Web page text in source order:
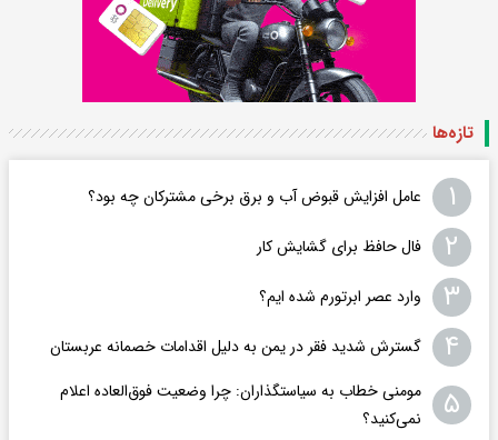
تازه‌ها
۱ عامل افزایش قبوض آب و برق برخی مشترکان چه بود؟
۲ فال حافظ برای گشایش کار
۳ وارد عصر ابرتورم شده ایم؟
۴ گسترش شدید فقر در یمن به دلیل اقدامات خصمانه عربستان
۵
مومنی خطاب به سیاستگذاران: چرا وضعیت فوق‌العاده اعلام
نمی‌کنید؟